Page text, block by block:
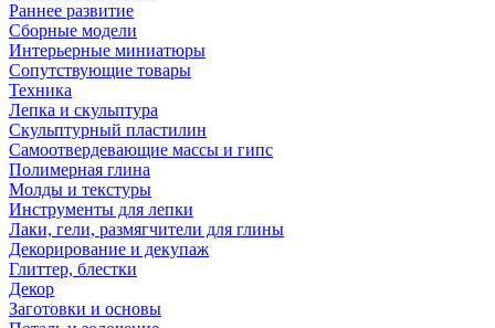
Раннее развитие
Сборные модели
Интерьерные миниатюры
Сопутствующие товары
Техника
Лепка и скульптура
Скульптурный пластилин
Самоотвердевающие массы и гипс
Полимерная глина
Молды и текстуры
Инструменты для лепки
Лаки, гели, размягчители для глины
Декорирование и декупаж
Глиттер, блестки
Декор
Заготовки и основы